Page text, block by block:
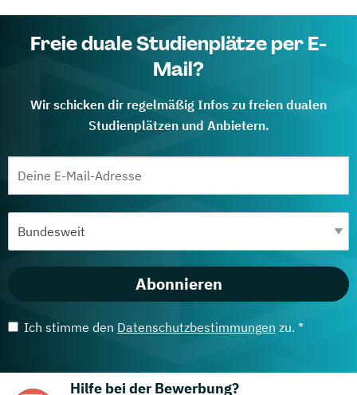
Freie duale Studienplätze per E-
Mail?
Wir schicken dir regelmäßig Infos zu freien dualen
Studienplätzen und Anbietern.
Abonnieren
Ich stimme den Datenschutzbestimmungen zu. *
Hilfe bei der Bewerbung?